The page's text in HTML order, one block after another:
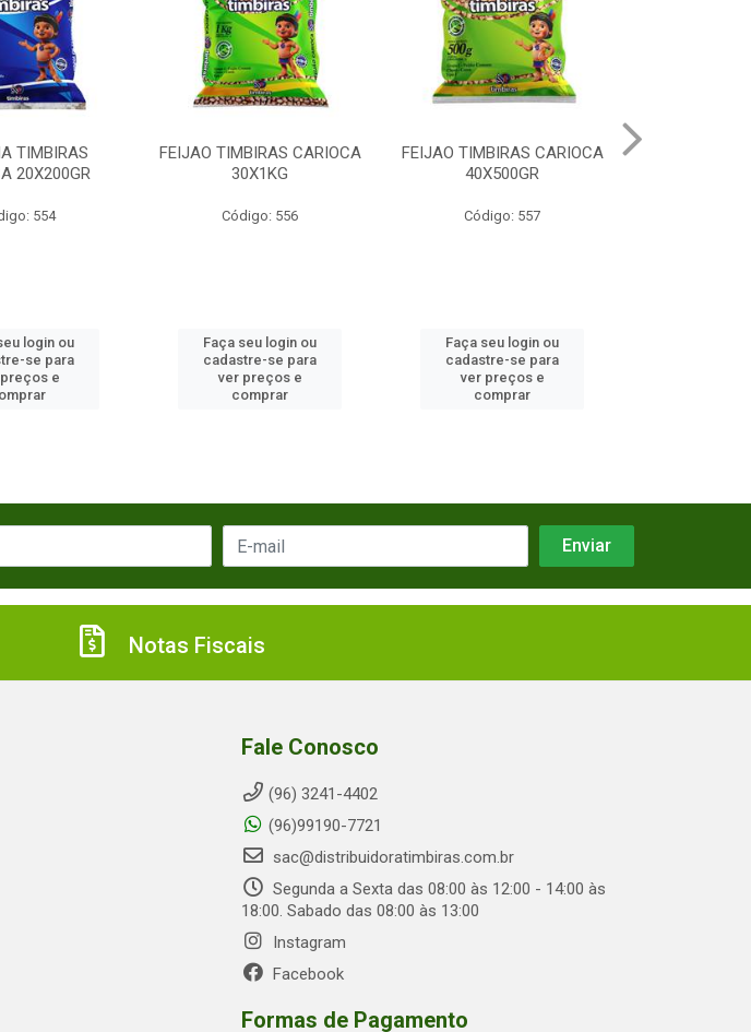
TIMBIRAS
20X200GR
554
login ou
se para
e
FEIJAO TIMBIRAS CARIOCA
30X1KG
Código: 556
Faça seu login ou
cadastre-se para
ver preços e
comprar
FEIJAO TIMBIRAS CARIOCA
40X500GR
Código: 557
Faça seu login ou
cadastre-se para
ver preços e
comprar
Notas Fiscais
Fale Conosco
(96) 3241-4402
(96)99190-7721
sac@distribuidoratimbiras.com.br
Segunda a Sexta das 08:00 às 12:00 - 14:00 às
18:00. Sabado das 08:00 às 13:00
Instagram
Facebook
Formas de Pagamento